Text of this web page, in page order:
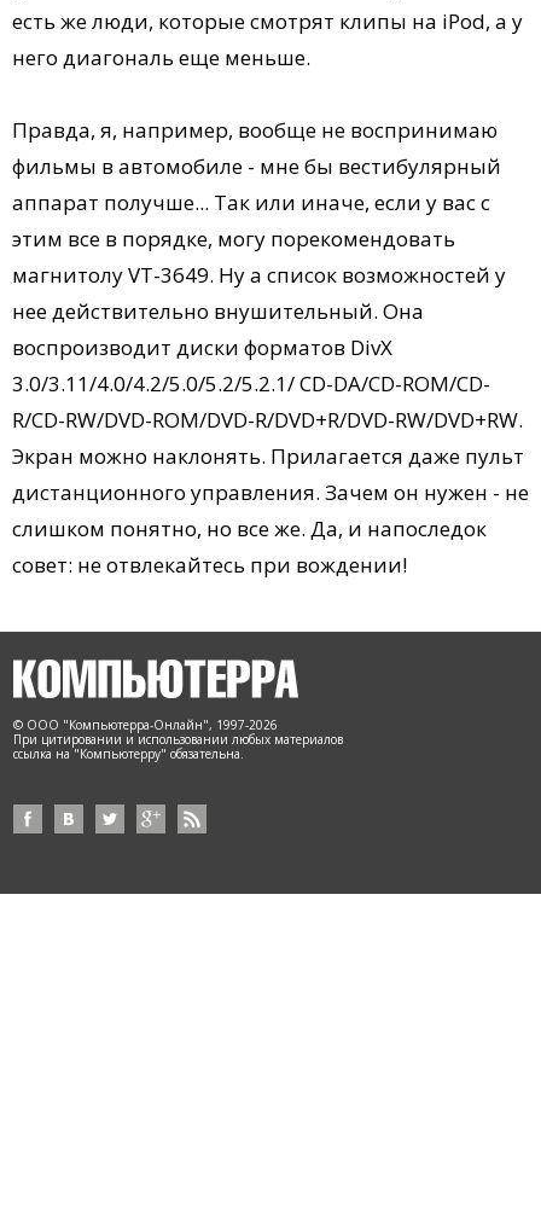
есть же люди, которые смотрят клипы на iPod, а у
него диагональ еще меньше.
Правда, я, например, вообще не воспринимаю
фильмы в автомобиле - мне бы вестибулярный
аппарат получше... Так или иначе, если у вас с
этим все в порядке, могу порекомендовать
магнитолу VT-3649. Ну а список возможностей у
нее действительно внушительный. Она
воспроизводит диски форматов DivX
3.0/3.11/4.0/4.2/5.0/5.2/5.2.1/ CD-DA/CD-ROM/CD-
R/CD-RW/DVD-ROM/DVD-R/DVD+R/DVD-RW/DVD+RW.
Экран можно наклонять. Прилагается даже пульт
дистанционного управления. Зачем он нужен - не
слишком понятно, но все же. Да, и напоследок
совет: не отвлекайтесь при вождении!
© ООО "Компьютерра-Онлайн", 1997-2026
При цитировании и использовании любых материалов
ссылка на "Компьютерру" обязательна.